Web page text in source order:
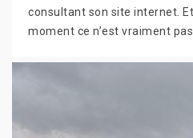
consultant son site internet.
moment ce n’est vraiment pas